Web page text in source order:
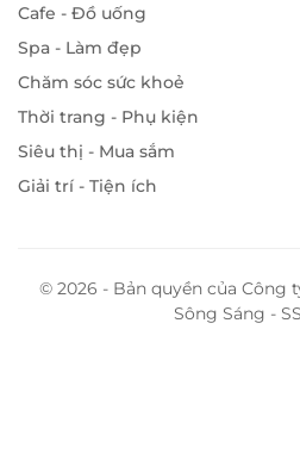
Cafe - Đồ uống
Spa - Làm đẹp
Chăm sóc sức khoẻ
Thời trang - Phụ kiện
Siêu thị - Mua sắm
Giải trí - Tiện ích
© 2026 - Bản quyền của Công
Sông Sáng -